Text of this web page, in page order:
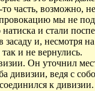
то часть, возможно,
мы не
и стали
засаду и, несмотря
и не вернулись.
Он уточнил
дивизии, ведя с
к дивизии.